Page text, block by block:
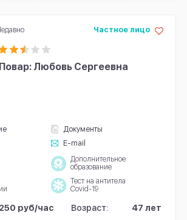
Повар: Любовь Сергеевна
Документы
E-mail
Частное лицо
Дополнительное
образование
Тест на антитела
Covid-19
250 руб/час Возраст: 47 лет